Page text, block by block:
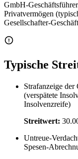
GmbH-
Privatvermögen
Gesellschafter-
Typische
Strafanzeige
(verspätete
Insolvenzreife)
Streitwert:
Untreue-
Spesen-